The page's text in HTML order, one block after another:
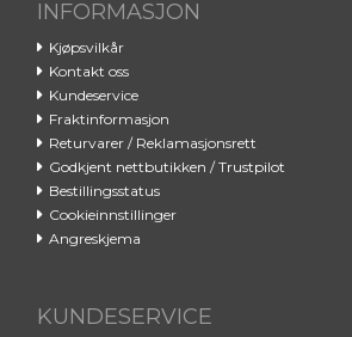
INFORMASJON
Kjøpsvilkår
Kontakt oss
Kundeservice
Fraktinformasjon
Returvarer / Reklamasjonsrett
Godkjent nettbutikken / Trustpilot
Bestillingsstatus
Cookieinnstillinger
Angreskjema
KUNDESERVICE